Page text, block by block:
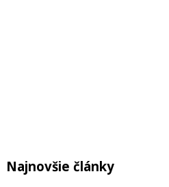
Najnovšie články